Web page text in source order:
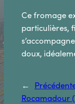
Ce fromage
particulières,
doux,
←
Rocamadour